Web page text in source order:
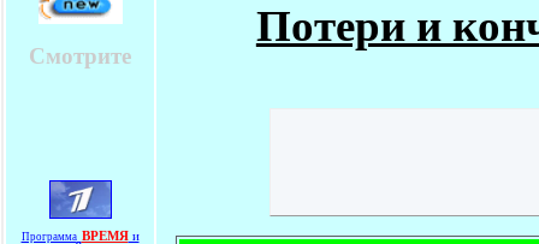
Смотрите
Программа ВРЕМЯи
Потери и